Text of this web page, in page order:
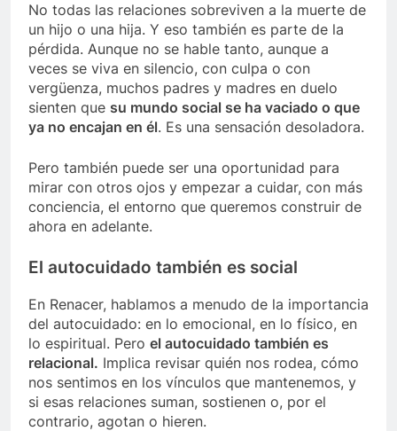
No todas las relaciones sobreviven a la muerte de
un hijo o una hija. Y eso también es parte de la
pérdida. Aunque no se hable tanto, aunque a
veces se viva en silencio, con culpa o con
vergüenza, muchos padres y madres en duelo
sienten que su mundo social se ha vaciado o que
ya no encajan en él. Es una sensación desoladora.
Pero también puede ser una oportunidad para
mirar con otros ojos y empezar a cuidar, con más
conciencia, el entorno que queremos construir de
ahora en adelante.
El autocuidado también es social
En Renacer, hablamos a menudo de la importancia
del autocuidado: en lo emocional, en lo físico, en
lo espiritual. Pero el autocuidado también es
relacional. Implica revisar quién nos rodea, cómo
nos sentimos en los vínculos que mantenemos, y
si esas relaciones suman, sostienen o, por el
contrario, agotan o hieren.